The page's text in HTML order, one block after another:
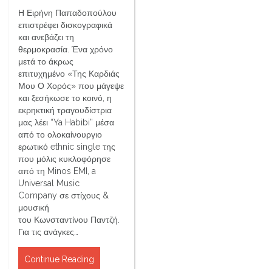
Η Ειρήνη Παπαδοπούλου
επιστρέφει δισκογραφικά
και ανεβάζει τη
θερμοκρασία. Ένα χρόνο
μετά το άκρως
επιτυχημένο «Της Καρδιάς
Μου Ο Χορός» που μάγεψε
και ξεσήκωσε το κοινό, η
εκρηκτική τραγουδίστρια
μας λέει “Ya Habibi” μέσα
από το ολοκαίνουργιο
ερωτικό ethnic single της
που μόλις κυκλοφόρησε
από τη Minos EMI, a
Universal Music
Company σε στίχους &
μουσική
του Κωνσταντίνου Παντζή.
Για τις ανάγκες…
Continue Reading